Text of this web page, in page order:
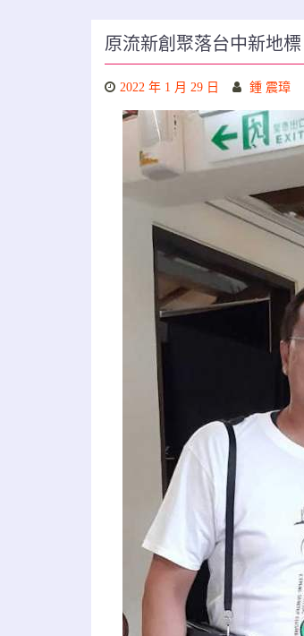
原流新創聚落台中新地
2022 年 1 月 29 日 鍾 震璋